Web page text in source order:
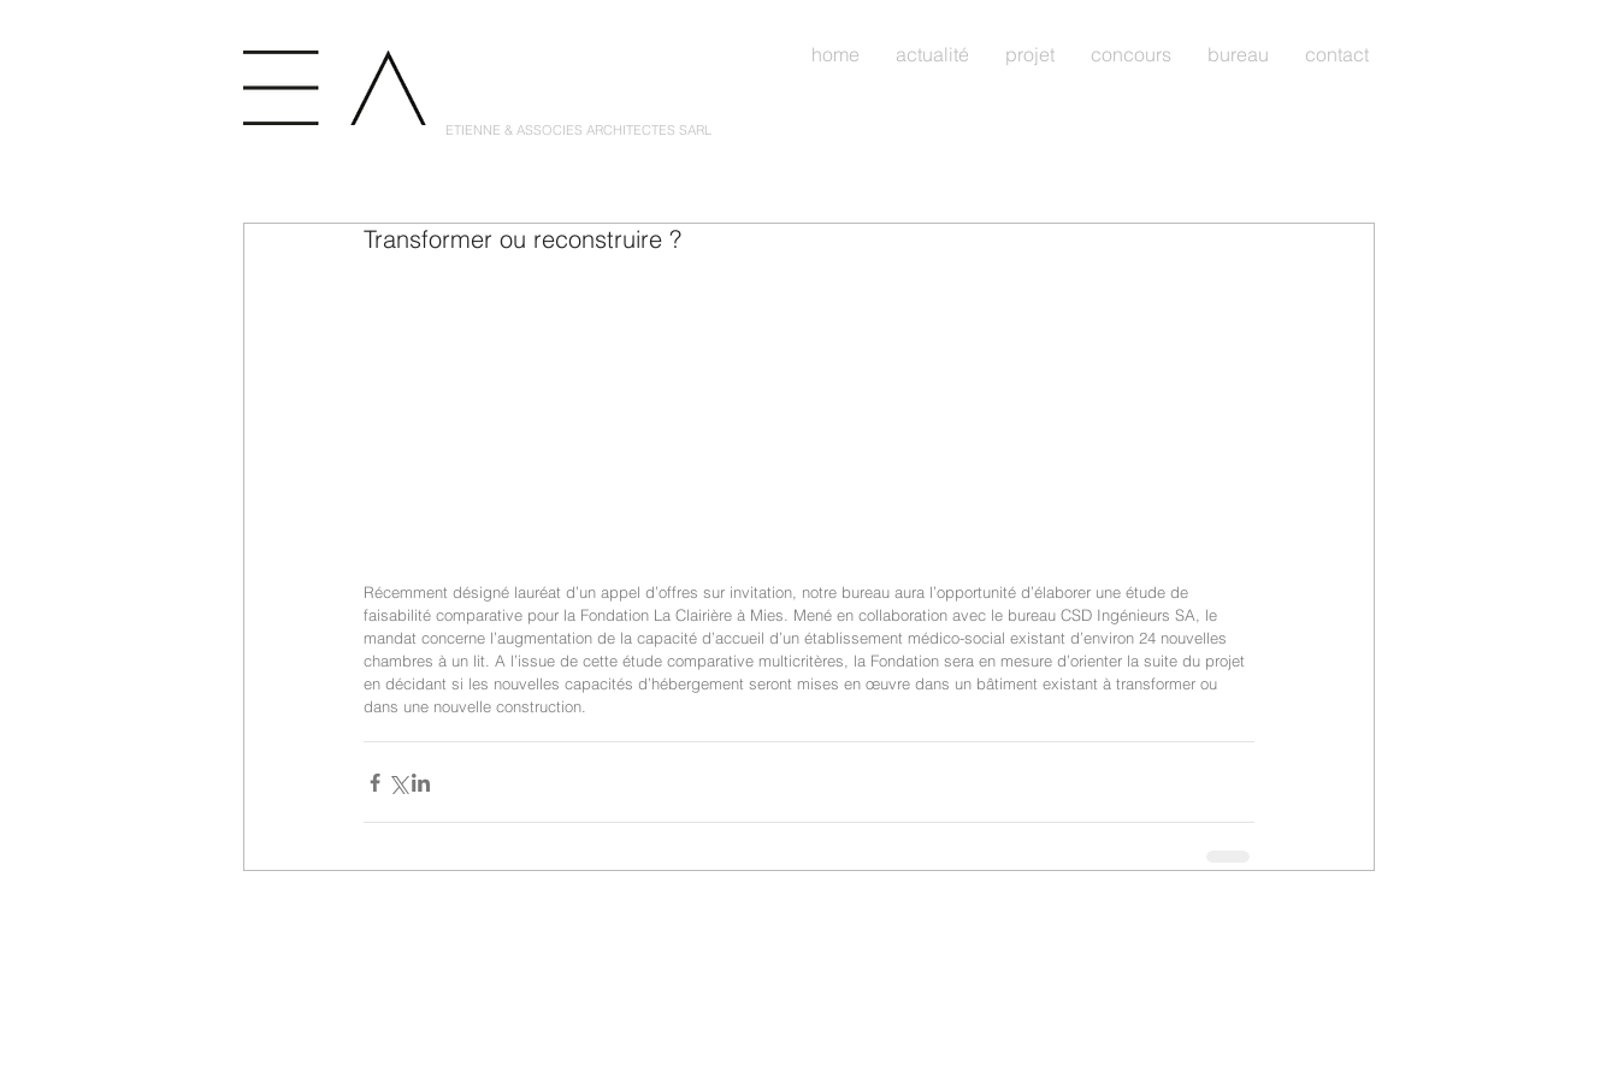
home actualité projet concours bureau contact
ETIENNE & ASSOCIES ARCHITECTES SARL
Transformer ou reconstruire ?
Récemment désigné lauréat d’un appel d’offres sur invitation, notre bureau aura l’opportunité d’élaborer une étude de
faisabilité comparative pour la Fondation La Clairière à Mies. Mené en collaboration avec le bureau CSD Ingénieurs SA, le
mandat concerne l’augmentation de la capacité d’accueil d’un établissement médico-social existant d’environ 24 nouvelles
chambres à un lit. A l’issue de cette étude comparative multicritères, la Fondation sera en mesure d’orienter la suite du projet
en décidant si les nouvelles capacités d’hébergement seront mises en œuvre dans un bâtiment existant à transformer ou
dans une nouvelle construction.